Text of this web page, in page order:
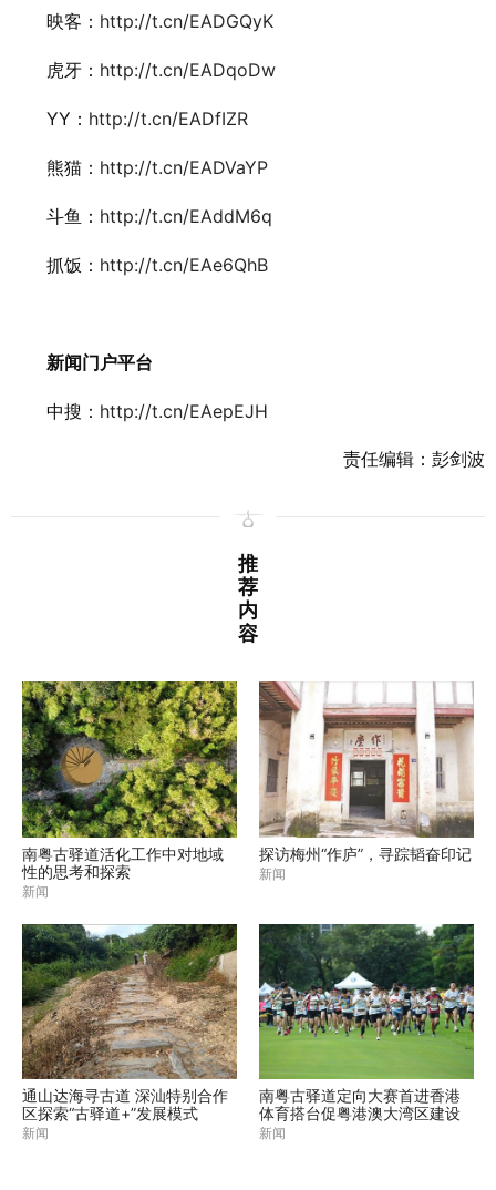
映客： http://t.cn/EADGQyK
虎牙： http://t.cn/EADqoDw
YY： http://t.cn/EADfIZR
熊猫： http://t.cn/EADVaYP
斗鱼： http://t.cn/EAddM6q
抓饭： http://t.cn/EAe6QhB
新闻门户平台
中搜： http://t.cn/EAepEJH
责任编辑：彭剑波
推
荐
内
容
南粤古驿道活化工作中对地域
性的思考和探索
新闻
探访梅州“作庐”，寻踪韬奋印记
新闻
通山达海寻古道 深汕特别合作
区探索“古驿道+”发展模式
新闻
南粤古驿道定向大赛首进香港
体育搭台促粤港澳大湾区建设
新闻